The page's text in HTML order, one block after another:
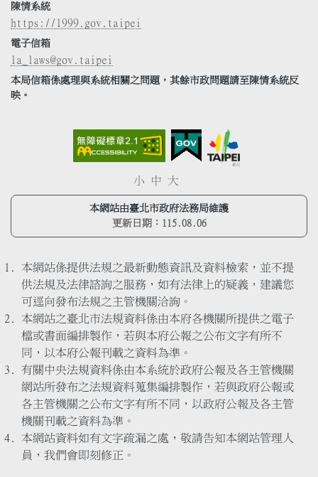
陳情系統
https://1999.gov.taipei
電子信箱
la_laws@gov.taipei
本局信箱係處理與系統相關之問題，其餘市政問題請至陳情系統反
映。
小 中 大
本網站由臺北市政府法務局維護
更新日期： 115.08.06
本網站係提供法規之最新動態資訊及資料檢索，並不提
供法規及法律諮詢之服務，如有法律上的疑義，建議您
可逕向發布法規之主管機關洽詢。
本網站之臺北市法規資料係由本府各機關所提供之電子
檔或書面編排製作，若與本府公報之公布文字有所不
同，以本府公報刊載之資料為準。
有關中央法規資料係由本系統於政府公報及各主管機關
網站所發布之法規資料蒐集編排製作，若與政府公報或
各主管機關之公布文字有所不同，以政府公報及各主管
機關刊載之資料為準。
本網站資料如有文字疏漏之處，敬請告知本網站管理人
員，我們會即刻修正。